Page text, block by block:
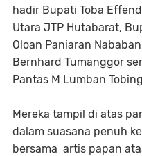
hadir Bupati Toba
Utara JTP Hutabarat,
Oloan Paniaran
Bernhard Tumanggor
Pantas M Lumban
Mereka tampil di atas
dalam suasana penuh
bersama artis papan